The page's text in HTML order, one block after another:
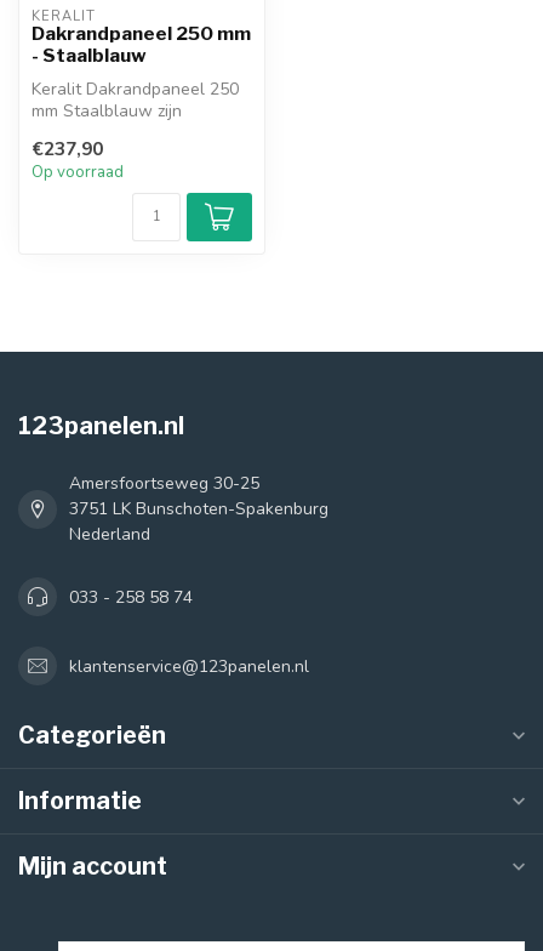
KERALIT
Dakrandpaneel 250 mm
- Staalblauw
Keralit Dakrandpaneel 250
mm Staalblauw zijn
dakrandpanelen voor d...
€237,90
Op voorraad
123panelen.nl
Amersfoortseweg 30-25
3751 LK Bunschoten-Spakenburg
Nederland
033 - 258 58 74
klantenservice@123panelen.nl
Categorieën
Informatie
Mijn account